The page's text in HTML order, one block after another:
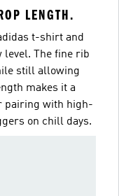
LENGTH.
t-shirt and
level. The fine rib
still allowing
makes it a
pairing with high-
on chill days.